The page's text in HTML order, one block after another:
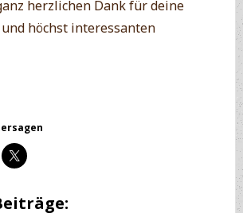
herzlichen Dank für deine
höchst interessanten